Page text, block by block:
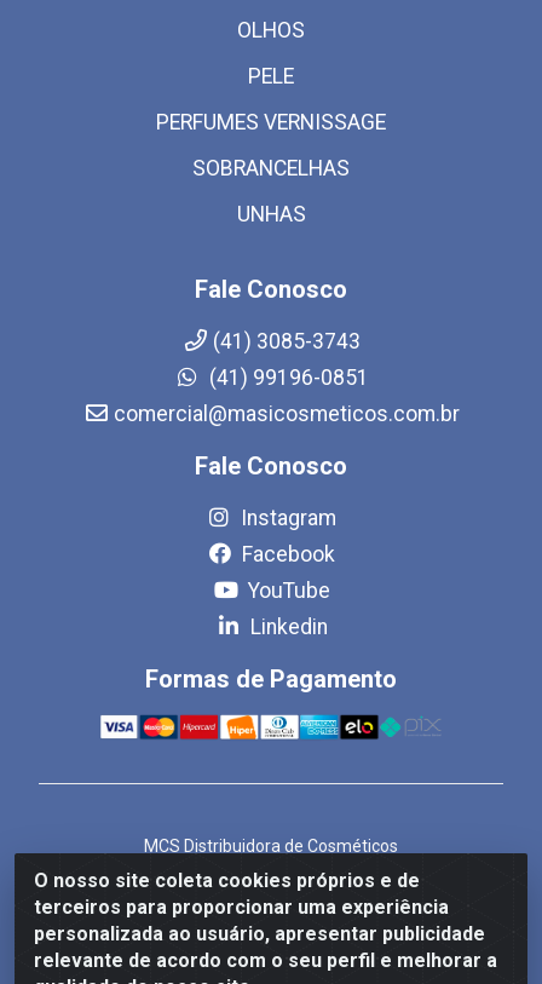
O nosso site coleta cookies próprios e de
terceiros para proporcionar uma experiência
personalizada ao usuário, apresentar publicidade
relevante de acordo com o seu perfil e melhorar a
OLHOS
PELE
PERFUMES VERNISSAGE
SOBRANCELHAS
UNHAS
Fale Conosco
(41) 3085-3743
(41) 99196-0851
comercial@masicosmeticos.com.br
Fale Conosco
Instagram
Facebook
YouTube
Linkedin
Formas de Pagamento
MCS Distribuidora de Cosméticos
Rua Bom Jesus de Iguape, 1409 - Hauer, Curitiba/PR -
CEP 81.610-040
CNPJ 86.825.155/0001-82